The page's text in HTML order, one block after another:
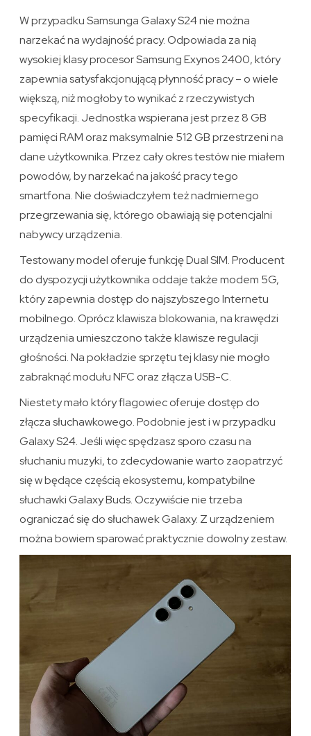
W przypadku Samsunga Galaxy S24 nie można
narzekać na wydajność pracy. Odpowiada za nią
wysokiej klasy procesor Samsung Exynos 2400, który
zapewnia satysfakcjonującą płynność pracy – o wiele
większą, niż mogłoby to wynikać z rzeczywistych
specyfikacji. Jednostka wspierana jest przez 8 GB
pamięci RAM oraz maksymalnie 512 GB przestrzeni na
dane użytkownika. Przez cały okres testów nie miałem
powodów, by narzekać na jakość pracy tego
smartfona. Nie doświadczyłem też nadmiernego
przegrzewania się, którego obawiają się potencjalni
nabywcy urządzenia.
Testowany model oferuje funkcję Dual SIM. Producent
do dyspozycji użytkownika oddaje także modem 5G,
który zapewnia dostęp do najszybszego Internetu
mobilnego. Oprócz klawisza blokowania, na krawędzi
urządzenia umieszczono także klawisze regulacji
głośności. Na pokładzie sprzętu tej klasy nie mogło
zabraknąć modułu NFC oraz złącza USB-C.
Niestety mało który flagowiec oferuje dostęp do
złącza słuchawkowego. Podobnie jest i w przypadku
Galaxy S24. Jeśli więc spędzasz sporo czasu na
słuchaniu muzyki, to zdecydowanie warto zaopatrzyć
się w będące częścią ekosystemu, kompatybilne
słuchawki Galaxy Buds. Oczywiście nie trzeba
ograniczać się do słuchawek Galaxy. Z urządzeniem
można bowiem sparować praktycznie dowolny zestaw.